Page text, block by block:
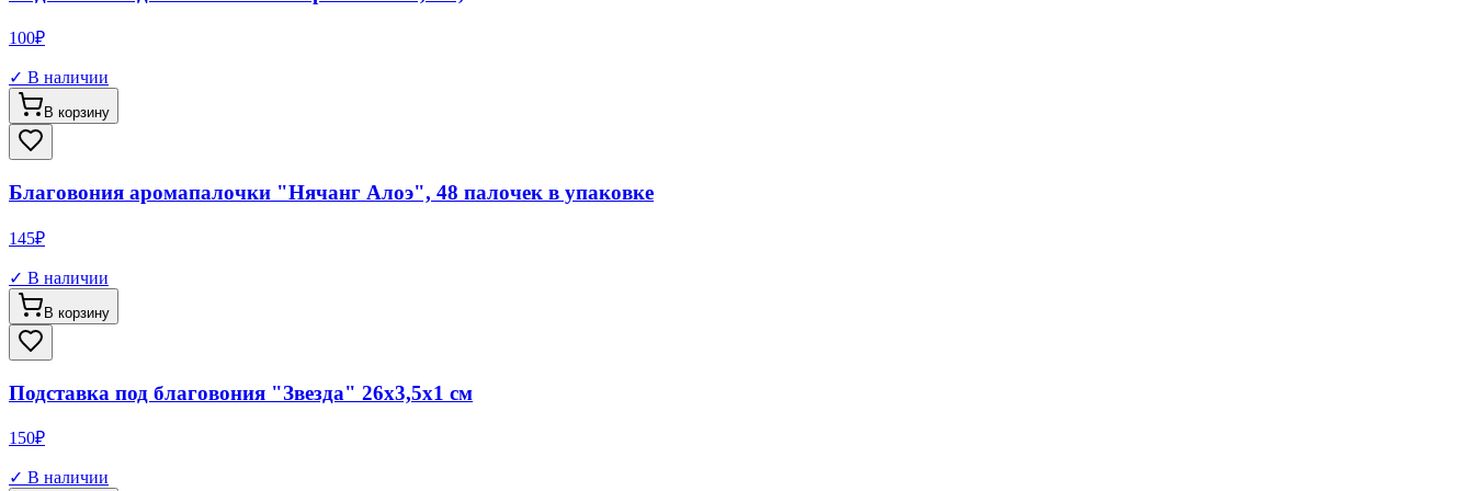
100₽
✓ В наличии
В корзину
Благовония аромапалочки "Нячанг Алоэ", 48 палочек в упаковке
145₽
✓ В наличии
В корзину
Подставка под благовония "Звезда" 26х3,5х1 см
150₽
✓ В наличии